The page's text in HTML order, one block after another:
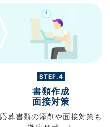
STEP.4
書類作成
面接対策
応募書類の添削や面接対策も